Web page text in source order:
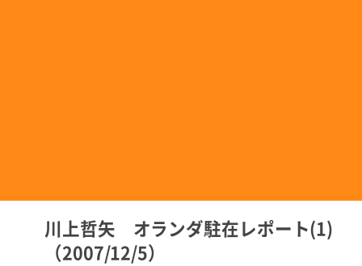
川上哲矢 オランダ駐在レポート(1)
（2007/12/5）